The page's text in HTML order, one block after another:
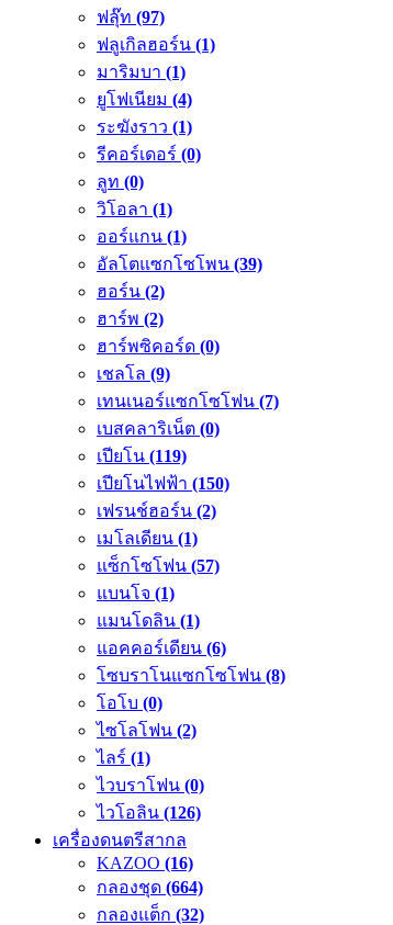
ฟลุ๊ท (97)
ฟลูเกิลฮอร์น (1)
มาริมบา (1)
ยูโฟเนียม (4)
ระฆังราว (1)
รีคอร์เดอร์ (0)
ลูท (0)
วิโอลา (1)
ออร์แกน (1)
อัลโตแซกโซโพน (39)
ฮอร์น (2)
ฮาร์พ (2)
ฮาร์พซิคอร์ด (0)
เชลโล (9)
เทนเนอร์แซกโซโฟน (7)
เบสคลาริเน็ต (0)
เปียโน (119)
เปียโนไฟฟ้า (150)
เฟรนช์ฮอร์น (2)
เมโลเดียน (1)
แซ็กโซโฟน (57)
แบนโจ (1)
แมนโดลิน (1)
แอคคอร์เดียน (6)
โซบราโนแซกโซโฟน (8)
โอโบ (0)
ไซโลโฟน (2)
ไลร์ (1)
ไวบราโฟน (0)
ไวโอลิน (126)
เครื่องดนตรีสากล
KAZOO (16)
กลองชุด (664)
กลองแต็ก (32)